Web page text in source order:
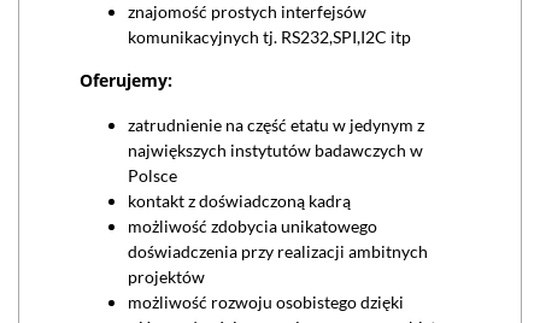
znajomość prostych interfejsów
komunikacyjnych tj. RS232,SPI,I2C itp
Oferujemy:
zatrudnienie na część etatu w jedynym z
największych instytutów badawczych w
Polsce
kontakt z doświadczoną kadrą
możliwość zdobycia unikatowego
doświadczenia przy realizacji ambitnych
projektów
możliwość rozwoju osobistego dzięki